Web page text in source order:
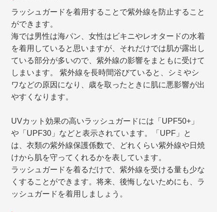
ラッシュガードを着用することで紫外線を防止すること
ができます。
海では男性は海パン、女性はビキニやレオタードの水着
を着用していると思いますが、それだけでは肌が露出し
ている部分が多いので、紫外線の影響をまともに受けて
しまいます。 紫外線を長時間浴びていると、シミやシ
ワなどの原因になり、歳を取ったときに肌に悪影響が出
やすくなります。
UVカット効果の高いラッシュガードには「UPF50+」
や「UPF30」などと表示されています。「UPF」と
は、衣類の紫外線保護係数で、どれくらい紫外線や日焼
けから肌を守ってくれるかを表しています。
ラッシュガードを着るだけで、紫外線を受ける量も少な
くすることができます。将来、後悔しないためにも、ラ
ッシュガードを着用しましょう。